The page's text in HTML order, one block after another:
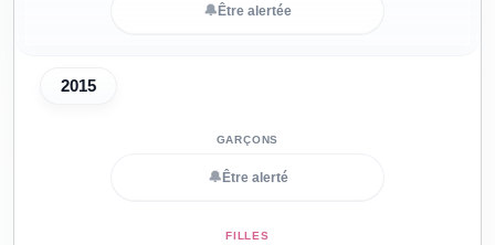
🔔 Être alertée
2015
🔔 Être alerté